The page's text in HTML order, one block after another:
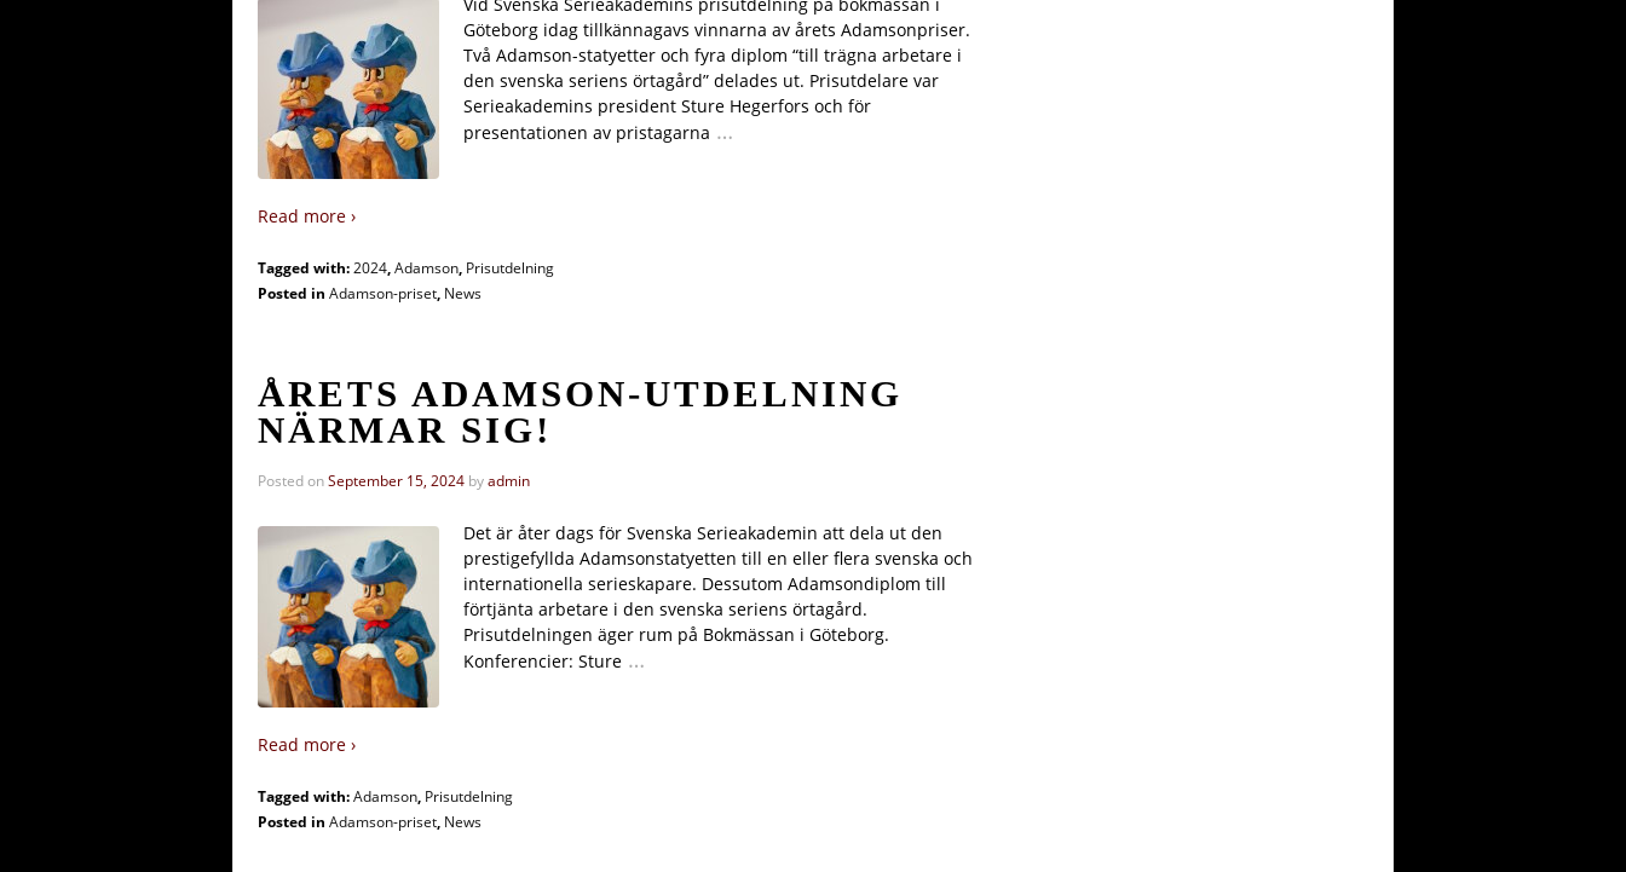
Göteborg idag tillkännagavs vinnarna av årets Adamsonpriser.
Två Adamson-statyetter och fyra diplom “till trägna arbetare i
den svenska seriens örtagård” delades ut. Prisutdelare var
Serieakademins president Sture Hegerfors och för
presentationen av pristagarna …
Read more ›
Tagged with:2024,Adamson, Prisutdelning
Posted in Adamson-priset, News
ÅRETS ADAMSON-UTDELNING
NÄRMAR SIG!
Posted onSeptember 15, 2024 byadmin
Det är åter dags för Svenska Serieakademin att dela ut den
prestigefyllda Adamsonstatyetten till en eller flera svenska och
internationella serieskapare. Dessutom Adamsondiplom till
förtjänta arbetare i den svenska seriens örtagård.
Prisutdelningen äger rum på Bokmässan i Göteborg.
Konferencier: Sture …
Read more ›
Tagged with:Adamson, Prisutdelning
Posted in Adamson-priset, News